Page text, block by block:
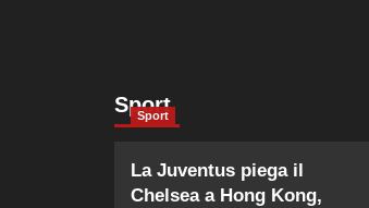
Sport
Sport
La Juventus piega il
Chelsea a Hong Kong,